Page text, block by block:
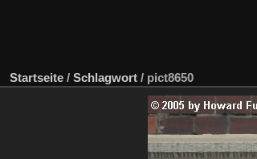
Startseite / Schlagwort / pict8650